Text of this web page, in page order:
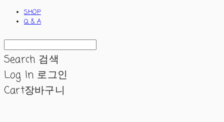
SHOP
Q & A
Search 검색
Log In 로그인
Cart장바구니